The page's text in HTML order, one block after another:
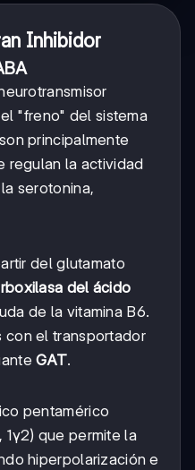
Inhibidor
"freno" del sistema
principalmente
regulan la actividad
serotonina,
del glutamato
del ácido
de la vitamina B6.
con el transportador
GAT.
pentamérico
que permite la
hiperpolarización e